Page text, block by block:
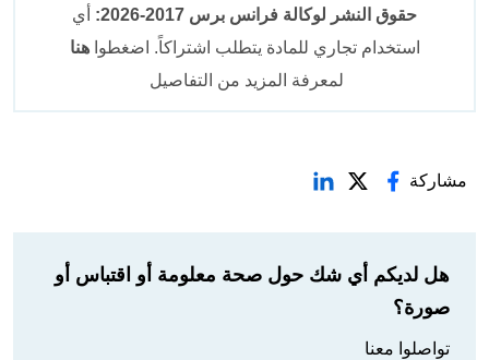
حقوق النشر لوكالة فرانس برس 2017-2026:
أي
استخدام تجاري للمادة يتطلب اشتراكاً. اضغطواهنا
لمعرفة المزيد من التفاصيل
مشاركة
هل لديكم أي شك حول صحة معلومة أو اقتباس أو
صورة؟
تواصلوا معنا